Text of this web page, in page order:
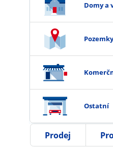
Domy a
Pozemky
Ostatní
Prodej